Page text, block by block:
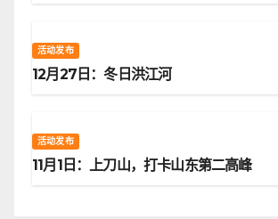
活动发布
12月27日：冬日洪江河
活动发布
11月1日：上刀山，打卡山东第二高峰